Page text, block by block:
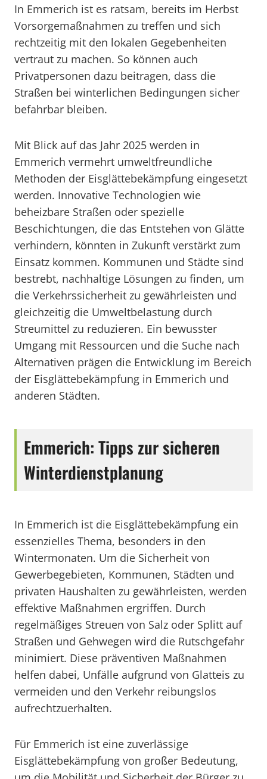
In Emmerich ist es ratsam, bereits im Herbst
Vorsorgemaßnahmen zu treffen und sich
rechtzeitig mit den lokalen Gegebenheiten
vertraut zu machen. So können auch
Privatpersonen dazu beitragen, dass die
Straßen bei winterlichen Bedingungen sicher
befahrbar bleiben.
Mit Blick auf das Jahr 2025 werden in
Emmerich vermehrt umweltfreundliche
Methoden der Eisglättebekämpfung eingesetzt
werden. Innovative Technologien wie
beheizbare Straßen oder spezielle
Beschichtungen, die das Entstehen von Glätte
verhindern, könnten in Zukunft verstärkt zum
Einsatz kommen. Kommunen und Städte sind
bestrebt, nachhaltige Lösungen zu finden, um
die Verkehrssicherheit zu gewährleisten und
gleichzeitig die Umweltbelastung durch
Streumittel zu reduzieren. Ein bewusster
Umgang mit Ressourcen und die Suche nach
Alternativen prägen die Entwicklung im Bereich
der Eisglättebekämpfung in Emmerich und
anderen Städten.
Emmerich: Tipps zur sicheren
Winterdienstplanung
In Emmerich ist die Eisglättebekämpfung ein
essenzielles Thema, besonders in den
Wintermonaten. Um die Sicherheit von
Gewerbegebieten, Kommunen, Städten und
privaten Haushalten zu gewährleisten, werden
effektive Maßnahmen ergriffen. Durch
regelmäßiges Streuen von Salz oder Splitt auf
Straßen und Gehwegen wird die Rutschgefahr
minimiert. Diese präventiven Maßnahmen
helfen dabei, Unfälle aufgrund von Glatteis zu
vermeiden und den Verkehr reibungslos
aufrechtzuerhalten.
Für Emmerich ist eine zuverlässige
Eisglättebekämpfung von großer Bedeutung,